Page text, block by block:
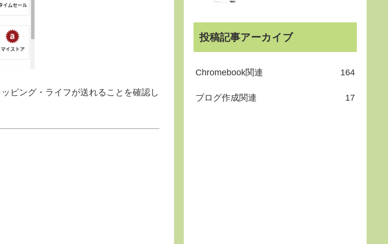
ピング・ライフが送れることを確認し
投稿記事アーカイブ
Chromebook関連 164
ブログ作成関連 17